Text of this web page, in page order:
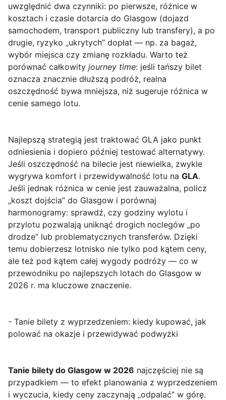
uwzględnić dwa czynniki: po pierwsze, różnice w
kosztach i czasie dotarcia do Glasgow (dojazd
samochodem, transport publiczny lub transfery), a po
drugie, ryzyko „ukrytych” dopłat — np. za bagaż,
wybór miejsca czy zmianę rozkładu. Warto też
porównać całkowity journey time: jeśli tańszy bilet
oznacza znacznie dłuższą podróż, realna
oszczędność bywa mniejsza, niż sugeruje różnica w
cenie samego lotu.
Najlepszą strategią jest traktować GLA jako punkt
odniesienia i dopiero później testować alternatywy.
Jeśli oszczędność na bilecie jest niewielka, zwykle
wygrywa komfort i przewidywalność lotu na GLA.
Jeśli jednak różnica w cenie jest zauważalna, policz
„koszt dojścia” do Glasgow i porównaj
harmonogramy: sprawdź, czy godziny wylotu i
przylotu pozwalają uniknąć drogich noclegów „po
drodze” lub problematycznych transferów. Dzięki
temu dobierzesz lotnisko nie tylko pod kątem ceny,
ale też pod kątem całej wygody podróży — co w
przewodniku po najlepszych lotach do Glasgow w
2026 r. ma kluczowe znaczenie.
- Tanie bilety z wyprzedzeniem: kiedy kupować, jak
polować na okazje i przewidywać podwyżki
Tanie bilety do Glasgow w 2026 najczęściej nie są
przypadkiem — to efekt planowania z wyprzedzeniem
i wyczucia, kiedy ceny zaczynają „odpalać” w górę.